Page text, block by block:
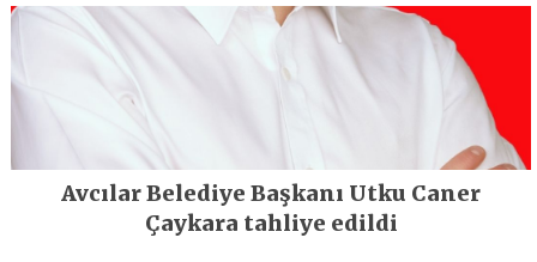
Avcılar Belediye Başkanı Utku Caner
Çaykara tahliye edildi